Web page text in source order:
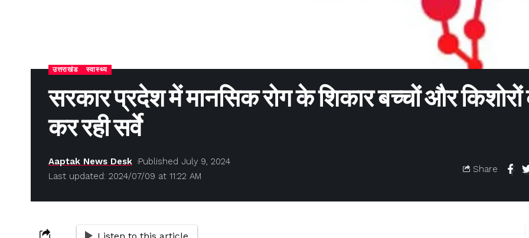
उत्तराखंड स्वास्थ्य
सरकार प्रदेश में मानसिक रोग के शिकार बच्चों और किशोरों
कर रही सर्वे
Last updated: 2024/07/09 at 11:22 AM
Aaptak News Desk Published July 9, 2024
Share